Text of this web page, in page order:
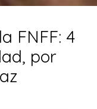
FNFF: 4
por